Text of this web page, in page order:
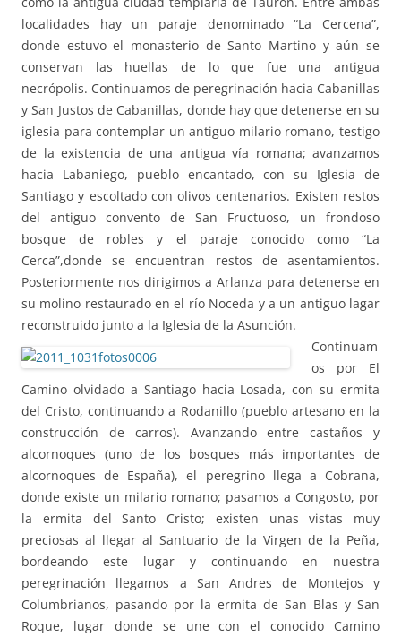
localidades hay un paraje denominado “La Cercena”,
donde estuvo el monasterio de Santo Martino y aún se
conservan las huellas de lo que fue una antigua
necrópolis. Continuamos de peregrinación hacia Cabanillas
y San Justos de Cabanillas, donde hay que detenerse en su
iglesia para contemplar un antiguo milario romano, testigo
de la existencia de una antigua vía romana; avanzamos
hacia Labaniego, pueblo encantado, con su Iglesia de
Santiago y escoltado con olivos centenarios. Existen restos
del antiguo convento de San Fructuoso, un frondoso
bosque de robles y el paraje conocido como “La
Cerca”,donde se encuentran restos de asentamientos.
Posteriormente nos dirigimos a Arlanza para detenerse en
su molino restaurado en el río Noceda y a un antiguo lagar
reconstruido junto a la Iglesia de la Asunción.
Continuam
os por El
Camino olvidado a Santiago hacia Losada, con su ermita
del Cristo, continuando a Rodanillo (pueblo artesano en la
construcción de carros). Avanzando entre castaños y
alcornoques (uno de los bosques más importantes de
alcornoques de España), el peregrino llega a Cobrana,
donde existe un milario romano; pasamos a Congosto, por
la ermita del Santo Cristo; existen unas vistas muy
preciosas al llegar al Santuario de la Virgen de la Peña,
bordeando este lugar y continuando en nuestra
peregrinación llegamos a San Andres de Montejos y
Columbrianos, pasando por la ermita de San Blas y San
Roque, lugar donde se une con el conocido Camino